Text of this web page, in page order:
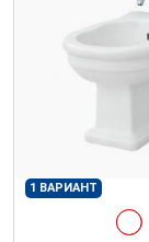
1 ВАРИАНТ